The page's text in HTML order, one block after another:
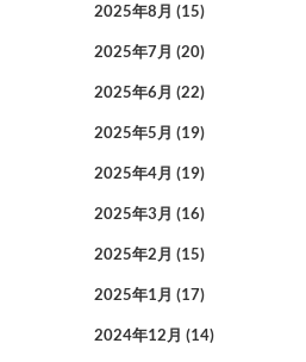
2025年8月 (15)
2025年7月 (20)
2025年6月 (22)
2025年5月 (19)
2025年4月 (19)
2025年3月 (16)
2025年2月 (15)
2025年1月 (17)
2024年12月 (14)